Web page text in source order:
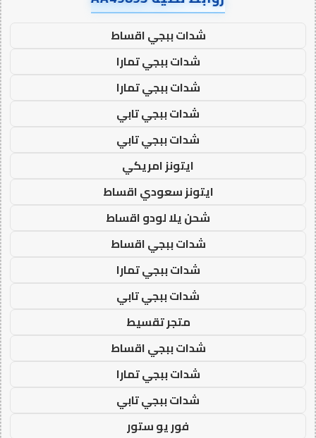
شدات ببجي اقساط
شدات ببجي تمارا
شدات ببجي تمارا
شدات ببجي تابي
شدات ببجي تابي
ايتونز امريكي
ايتونز سعودي اقساط
شحن يلا لودو اقساط
شدات ببجي اقساط
شدات ببجي تمارا
شدات ببجي تابي
متجر تقسيط
شدات ببجي اقساط
شدات ببجي تمارا
شدات ببجي تابي
فور يو ستور